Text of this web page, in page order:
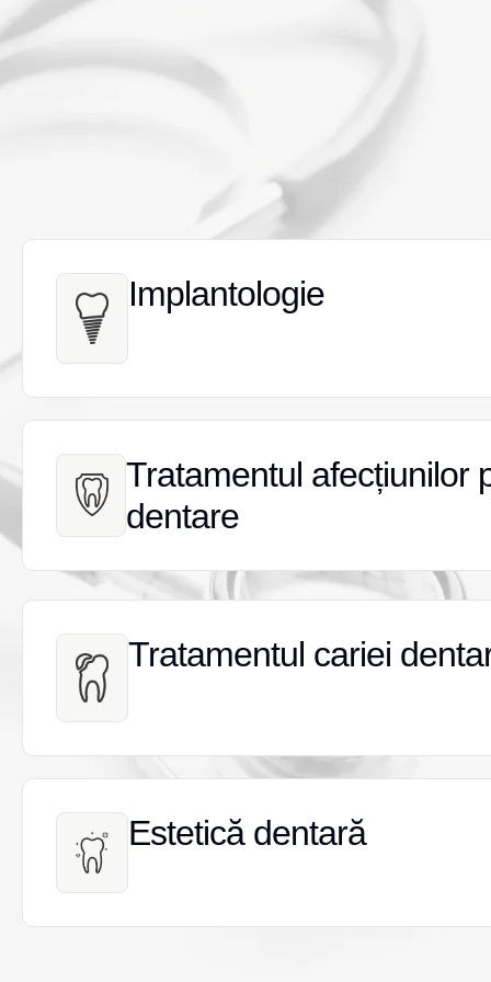
Implantologie
Implantologie
Tratamentul afecțiunilor
dentare
Tratamentul afecțiunilor
dentare
Tratamentul cariei
Tratamentul cariei
Estetică dentară
Estetică dentară